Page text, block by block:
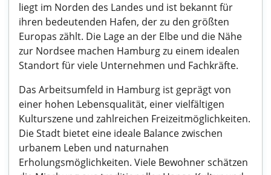
liegt im Norden des Landes und ist bekannt für
ihren bedeutenden Hafen, der zu den größten
Europas zählt. Die Lage an der Elbe und die Nähe
zur Nordsee machen Hamburg zu einem idealen
Standort für viele Unternehmen und Fachkräfte.
Das Arbeitsumfeld in Hamburg ist geprägt von
einer hohen Lebensqualität, einer vielfältigen
Kulturszene und zahlreichen Freizeitmöglichkeiten.
Die Stadt bietet eine ideale Balance zwischen
urbanem Leben und naturnahen
Erholungsmöglichkeiten. Viele Bewohner schätzen